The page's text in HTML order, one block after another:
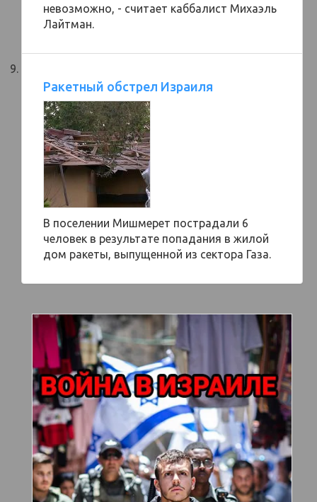
невозможно, - считает каббалист Михаэль
Лайтман.
Ракетный обстрел Израиля
В поселении Мишмерет пострадали 6
человек в результате попадания в жилой
дом ракеты, выпущенной из сектора Газа.